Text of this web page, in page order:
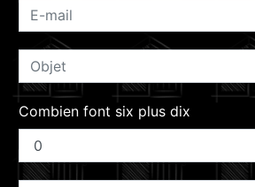
Combien font six plus dix